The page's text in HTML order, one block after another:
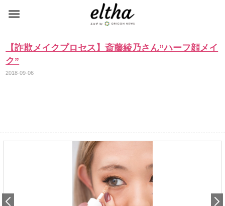
【詐欺メイクプロセス】斎藤綾乃さん”ハーフ顔メイ
ク”
2018-09-06